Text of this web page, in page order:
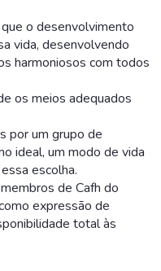
o desenvolvimento
vida, desenvolvendo
harmoniosos com todos
os meios adequados
por um grupo de
ideal, um modo de vida
escolha.
de Cafh do
expressão de
total às